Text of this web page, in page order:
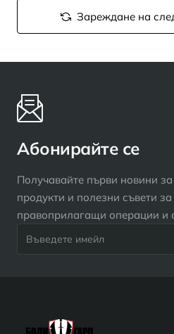
Зареждане на
Абонирайте се
Получавайте първи новини
продукти и полезни съвети
правоприлагащи операции и
имейл